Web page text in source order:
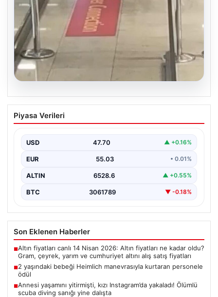
2 yaşındaki bebeği Heimlich
manevrasıyla kurtaran personele ödül
Kurtaran Görevlilere Takdir Belgesi", "content":
"İstanbul Sabiha…
Piyasa Verileri
USD 47.70 ▲ +0.16%
EUR 55.03 • 0.01%
ALTIN 6528.6 ▲ +0.55%
BTC 3061789 ▼ -0.18%
Son Eklenen Haberler
■Altın fiyatları canlı 14 Nisan 2026: Altın fiyatları ne kadar oldu?
Gram, çeyrek, yarım ve cumhuriyet altını alış satış fiyatları
■2 yaşındaki bebeği Heimlich manevrasıyla kurtaran personele
ödül
■Annesi yaşamını yitirmişti, kızı Instagram’da yakaladı! Ölümlü
scuba diving sanığı yine dalışta